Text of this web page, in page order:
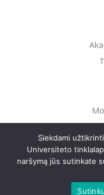
©2021 Mykolo
Siekdami
Universiteto
naršymą jūs sutinkate